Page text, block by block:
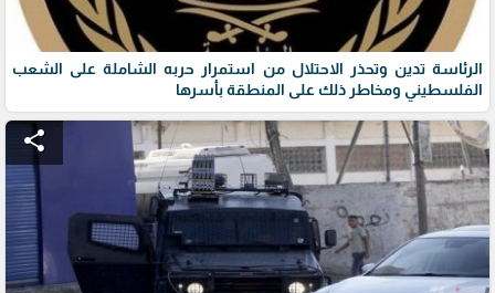
الرئاسة تدين وتحذر الاحتلال من استمرار حربه الشاملة على الشعب
الفلسطيني ومخاطر ذلك على المنطقة بأسرها
share